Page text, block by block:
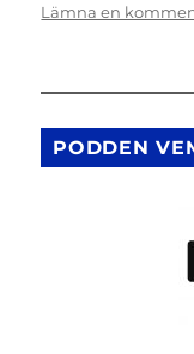
Lämna en
PODDEN